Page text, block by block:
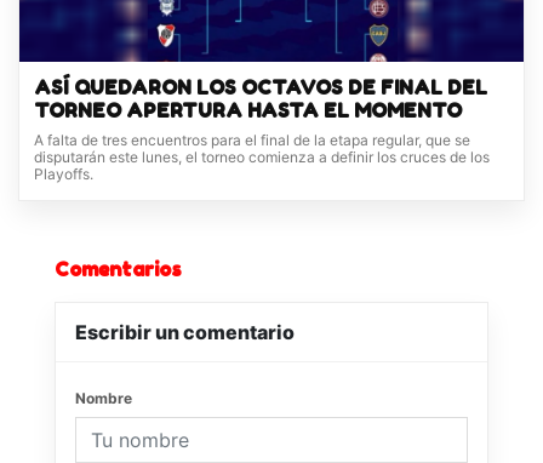
ASÍ QUEDARON LOS OCTAVOS DE FINAL DEL
TORNEO APERTURA HASTA EL MOMENTO
A falta de tres encuentros para el final de la etapa regular, que se
disputarán este lunes, el torneo comienza a definir los cruces de los
Playoffs.
Comentarios
Escribir un comentario
Nombre